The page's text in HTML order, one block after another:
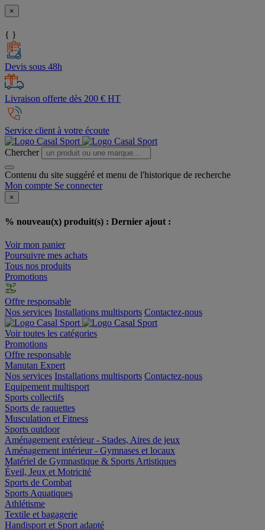
×
{ }
Devis sous 48h
Livraison offerte dès 200 € HT
Service client à votre écoute
Chercher
Contenu du site suggéré et menu de l'historique de recherche
Mon compte Se connecter
×
% nouveau(x) produit(s) : Dernier ajout :
Voir mon panier
Poursuivre mes achats
Tous nos produits
Promotions
Offre responsable
Nos services Installations multisports Contactez-nous
Voir toutes les catégories
Promotions
Offre responsable
Manutan Expert
Nos services Installations multisports Contactez-nous
Equipement multisport
Sports collectifs
Sports de raquettes
Musculation et Fitness
Sports outdoor
Aménagement extérieur - Stades, Aires de jeux
Aménagement intérieur - Gymnases et locaux
Matériel de Gymnastique & Sports Artistiques
Éveil, Jeux et Motricité
Sports de Combat
Sports Aquatiques
Athlétisme
Textile et bagagerie
Handisport et Sport adapté